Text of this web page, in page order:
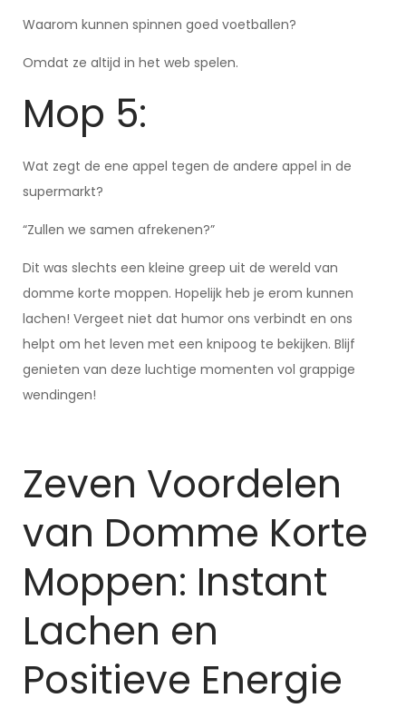
Waarom kunnen spinnen goed voetballen?
Omdat ze altijd in het web spelen.
Mop 5:
Wat zegt de ene appel tegen de andere appel in de
supermarkt?
“Zullen we samen afrekenen?”
Dit was slechts een kleine greep uit de wereld van
domme korte moppen. Hopelijk heb je erom kunnen
lachen! Vergeet niet dat humor ons verbindt en ons
helpt om het leven met een knipoog te bekijken. Blijf
genieten van deze luchtige momenten vol grappige
wendingen!
Zeven Voordelen
van Domme Korte
Moppen: Instant
Lachen en
Positieve Energie